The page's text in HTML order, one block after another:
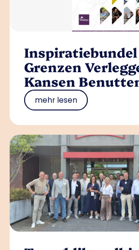
Inspiratiebundel
Grenzen
Kansen
mehr lesen